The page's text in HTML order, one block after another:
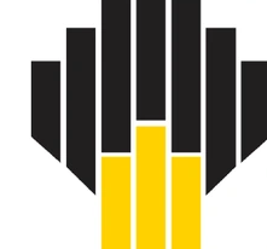
Ключевые
Полный набор защиты:
Защита до -30°С:
сертификационными
Плотное утепление: